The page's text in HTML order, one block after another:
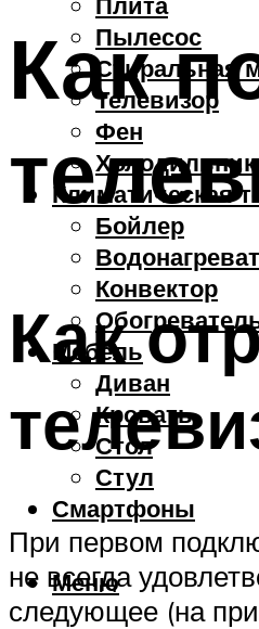
Пылесос
Стиральная
Телевизор
Фен
Холодильник
Климатическая
Бойлер
Конвектор
Мебель
Диван
Кровать
Стол
Стул
Смартфоны
Меню
Как
Как
При первом
не всегда
следующее (на